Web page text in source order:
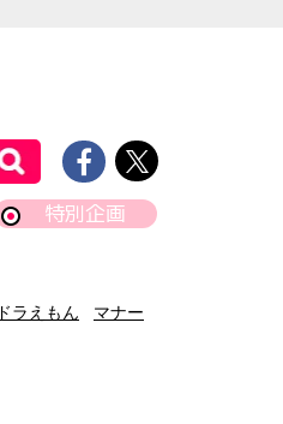
特別企画
ドラえもん
マナー